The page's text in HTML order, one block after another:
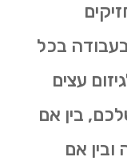
בעבודה בכל
עצים
בין אם
אם